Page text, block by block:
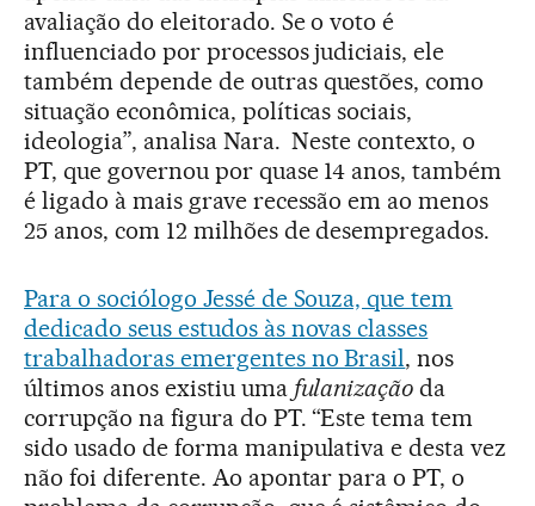
avaliação do eleitorado. Se o voto é
influenciado por processos judiciais, ele
também depende de outras questões, como
situação econômica, políticas sociais,
ideologia”, analisa Nara. Neste contexto, o
PT, que governou por quase 14 anos, também
é ligado à mais grave recessão em ao menos
25 anos, com 12 milhões de desempregados.
Para o sociólogo Jessé de Souza, que tem
dedicado seus estudos às novas classes
trabalhadoras emergentes no Brasil, nos
últimos anos existiu uma fulanização da
corrupção na figura do PT. “Este tema tem
sido usado de forma manipulativa e desta vez
não foi diferente. Ao apontar para o PT, o